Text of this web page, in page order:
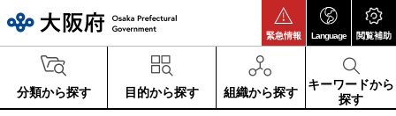
緊急情報 Language 閲覧補助
分類から探す 目的から探す 組織から探す
キーワードから
探す